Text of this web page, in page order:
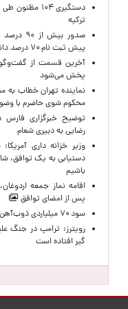
دستگیری ۱۰۴
ترکیه
صدور
پیش ثبت نام ۷۰ درصد دانش اموزان متوسطه اول
آخرین قسمت از
پخش می‌شود
نماینده تهران خطاب به
محکوم شوی حاضرم با وضو
توضیح خبرگزاری فارس
رضایی به دبیری شعام
وزیر خزانه داری
باشیم
اقامه نماز جمعه
پس از امضای توافق
سود ۷۰ میلیاردی ذوب‌آهن از یک انتقال عجیب
گیر افتاده است